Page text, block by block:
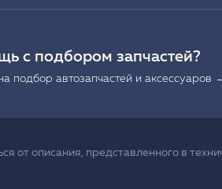
с подбором запчастей?
подбор автозапчастей и аксессуаров
от описания, представленного в